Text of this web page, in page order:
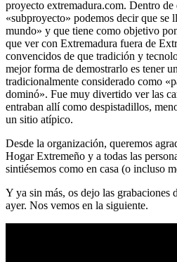
proyecto extremadura.com. Dentro de
«subproyecto» podemos decir que se
mundo» y que tiene como objetivo
que ver con Extremadura fuera de
convencidos de que tradición y
mejor forma de demostrarlo es tener
tradicionalmente considerado como
dominó». Fue muy divertido ver las
entraban allí como despistadillos,
un sitio atípico.
Desde la organización, queremos
Hogar Extremeño y a todas las
sintiésemos como en casa (o incluso
Y ya sin más, os dejo las grabaciones
ayer. Nos vemos en la siguiente.